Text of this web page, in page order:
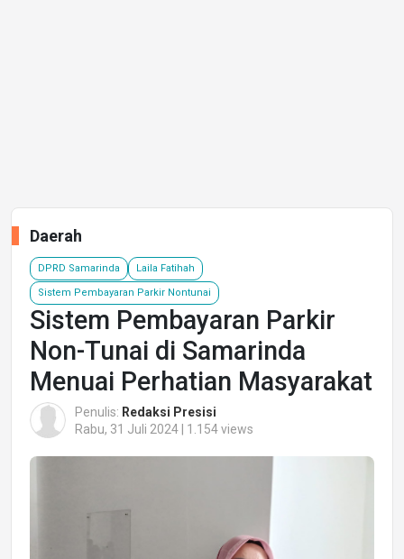
Daerah
DPRD Samarinda Laila Fatihah
Sistem Pembayaran Parkir Nontunai
Sistem Pembayaran Parkir
Non-Tunai di Samarinda
Menuai Perhatian Masyarakat
Penulis: Redaksi Presisi
Rabu, 31 Juli 2024 | 1.154 views